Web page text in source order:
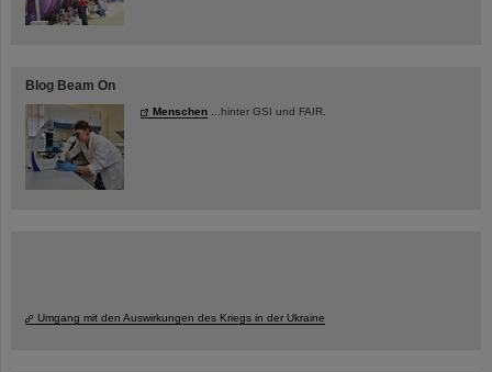
Blog Beam On
Menschen ...hinter GSI und FAIR.
Umgang mit den Auswirkungen des Kriegs in der Ukraine